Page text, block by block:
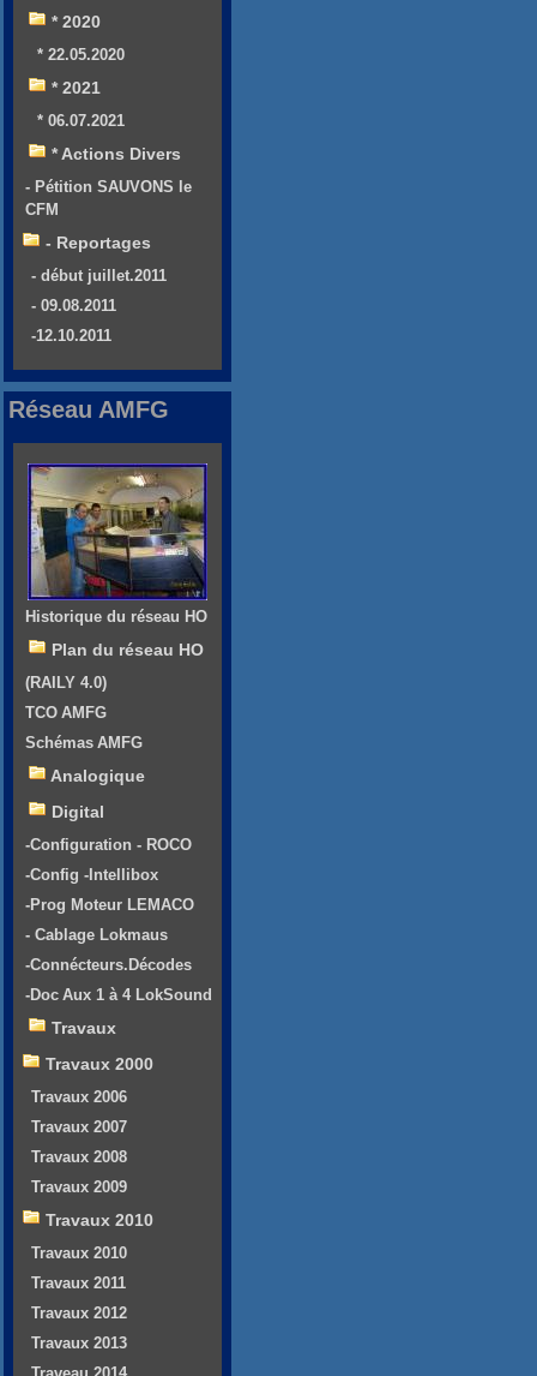
* 2020
* 22.05.2020
* 2021
* 06.07.2021
* Actions Divers
- Pétition SAUVONS le
CFM
- Reportages
- début juillet.2011
- 09.08.2011
-12.10.2011
Réseau AMFG
Historique du réseau HO
Plan du réseau HO
(RAILY 4.0)
TCO AMFG
Schémas AMFG
Analogique
Digital
-Configuration - ROCO
-Config -Intellibox
-Prog Moteur LEMACO
- Cablage Lokmaus
-Connécteurs.Décodes
-Doc Aux 1 à 4 LokSound
Travaux
Travaux 2000
Travaux 2006
Travaux 2007
Travaux 2008
Travaux 2009
Travaux 2010
Travaux 2010
Travaux 2011
Travaux 2012
Travaux 2013